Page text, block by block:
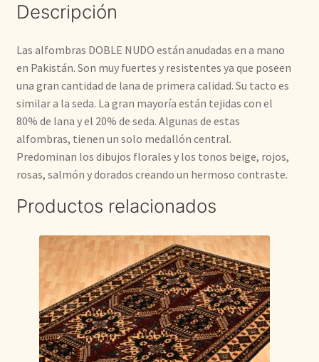
Descripción
Las alfombras DOBLE NUDO están anudadas en a mano
en Pakistán. Son muy fuertes y resistentes ya que poseen
una gran cantidad de lana de primera calidad. Su tacto es
similar a la seda. La gran mayoría están tejidas con el
80% de lana y el 20% de seda. Algunas de estas
alfombras, tienen un solo medallón central.
Predominan los dibujos florales y los tonos beige, rojos,
rosas, salmón y dorados creando un hermoso contraste.
Productos relacionados